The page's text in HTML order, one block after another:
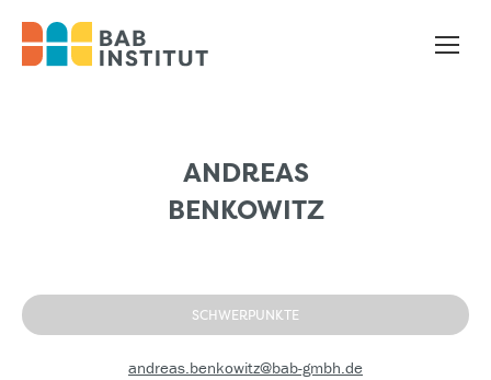
ANDREAS
BENKOWITZ
SCHWERPUNKTE
andreas.benkowitz@bab-gmbh.de